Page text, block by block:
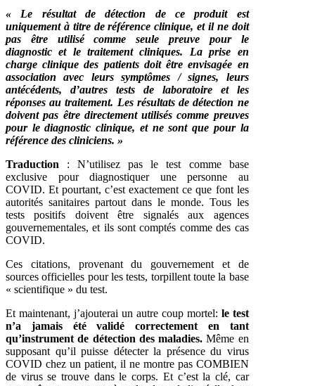
« Le résultat de détection de ce produit est
uniquement à titre de référence clinique, et il ne doit
pas être utilisé comme seule preuve pour le
diagnostic et le traitement cliniques. La prise en
charge clinique des patients doit être envisagée en
association avec leurs symptômes / signes, leurs
antécédents, d’autres tests de laboratoire et les
réponses au traitement. Les résultats de détection ne
doivent pas être directement utilisés comme preuves
pour le diagnostic clinique, et ne sont que pour la
référence des cliniciens. »
Traduction : N’utilisez pas le test comme base
exclusive pour diagnostiquer une personne au
COVID. Et pourtant, c’est exactement ce que font les
autorités sanitaires partout dans le monde. Tous les
tests positifs doivent être signalés aux agences
gouvernementales, et ils sont comptés comme des cas
COVID.
Ces citations, provenant du gouvernement et de
sources officielles pour les tests, torpillent toute la base
« scientifique » du test.
Et maintenant, j’ajouterai un autre coup mortel: le test
n’a jamais été validé correctement en tant
qu’instrument de détection des maladies. Même en
supposant qu’il puisse détecter la présence du virus
COVID chez un patient, il ne montre pas COMBIEN
de virus se trouve dans le corps. Et c’est la clé, car